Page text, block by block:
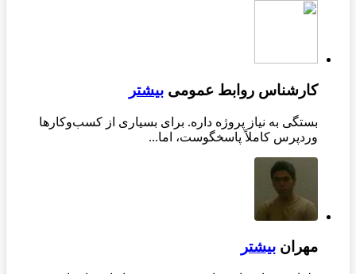
کارشناس روابط عمومی بیشتر
بستگی به نیاز پروژه داره. برای بسیاری از کسب‌وکارها
وردپرس کاملاً پاسخگوست، اما...
مهران بیشتر